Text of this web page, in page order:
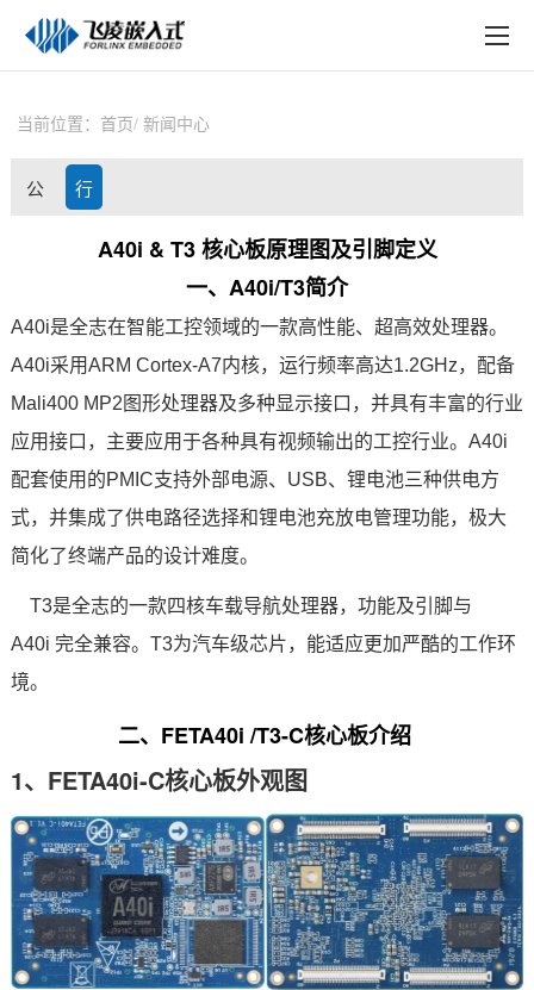
技术与支持
在线文档
方案定制
关于飞凌
淘宝商城
新闻中心
在线购买
当前位置： 首页 新闻中心
公
态
行
讯
A40i & T3 核心板原理图及引脚定义
一、 A40i/T3简介
A40i是全志在智能工控领域的一款高性能、超高效处理器。
A40i采用ARM Cortex-A7内核，运行频率高达1.2GHz，配备
Mali400 MP2图形处理器及多种显示接口 ，并具有丰富的行业
应用接口，主要应用于各种具有视频输出的工控行业。A40i
配套使用的PMIC支持外部电源、USB、锂电池三种供电方
式，并集成了供电路径选择和锂电池充放电管理功能，极大
简化了终端产品的设计难度。
T3是全志的一款四核车载导航处理器，功能及引脚与
A40i 完全兼容。T3为汽车级芯片，能适应更加严酷的工作环
境。
二、 FETA40i /T3-C核心板介绍
1、FETA40i-C核心板外观图